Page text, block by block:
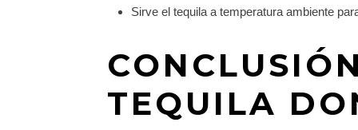
Sirve el tequila a temperatura ambiente
TEQUILA